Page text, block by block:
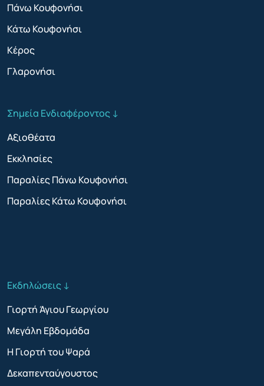
Πάνω Κουφονήσι
Κάτω Κουφονήσι
Κέρος
Γλαρονήσι
Σημεία Ενδιαφέροντος ↓
Αξιοθέατα
Εκκλησίες
Παραλίες Πάνω Κουφονήσι
Παραλίες Κάτω Κουφονήσι
Εκδηλώσεις ↓
Γιορτή Άγιου Γεωργίου
Μεγάλη Εβδομάδα
Η Γιορτή του Ψαρά
Δεκαπενταύγουστος